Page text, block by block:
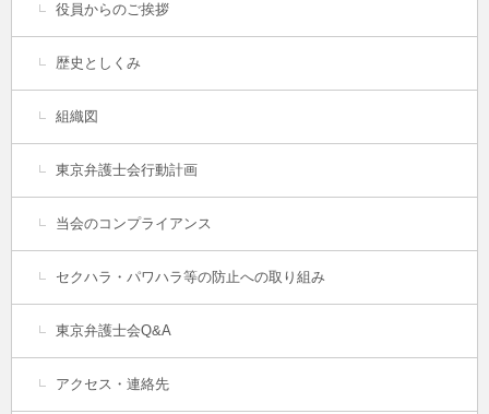
役員からのご挨拶
歴史としくみ
組織図
東京弁護士会行動計画
当会のコンプライアンス
セクハラ・パワハラ等の防止への取り組み
東京弁護士会Q&A
アクセス・連絡先